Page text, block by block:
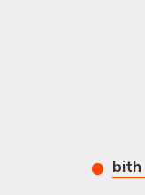
bith